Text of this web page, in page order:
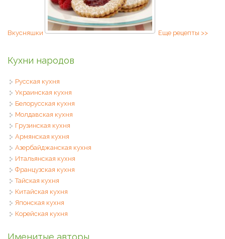
Вкусняшки Еще рецепты >>
Кухни народов
Русская кухня
Украинская кухня
Белорусская кухня
Молдавская кухня
Грузинская кухня
Армянская кухня
Азербайджанская кухня
Итальянская кухня
Французская кухня
Тайская кухня
Китайская кухня
Японская кухня
Корейская кухня
Именитые авторы